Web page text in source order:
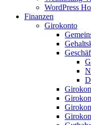
WordPress
Finanzen
Girokonto